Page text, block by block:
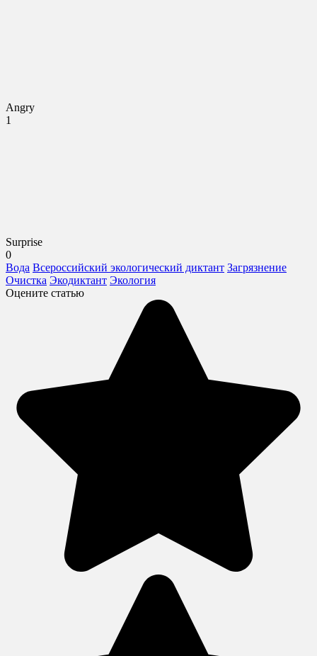
Angry
1
Surprise
0
Вода Всероссийский экологический диктант Загрязнение
Очистка Экодиктант Экология
Оцените статью